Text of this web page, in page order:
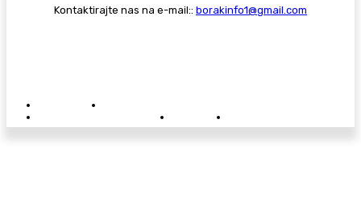
Kontaktirajte nas na e-mail:: borakinfo1@gmail.com